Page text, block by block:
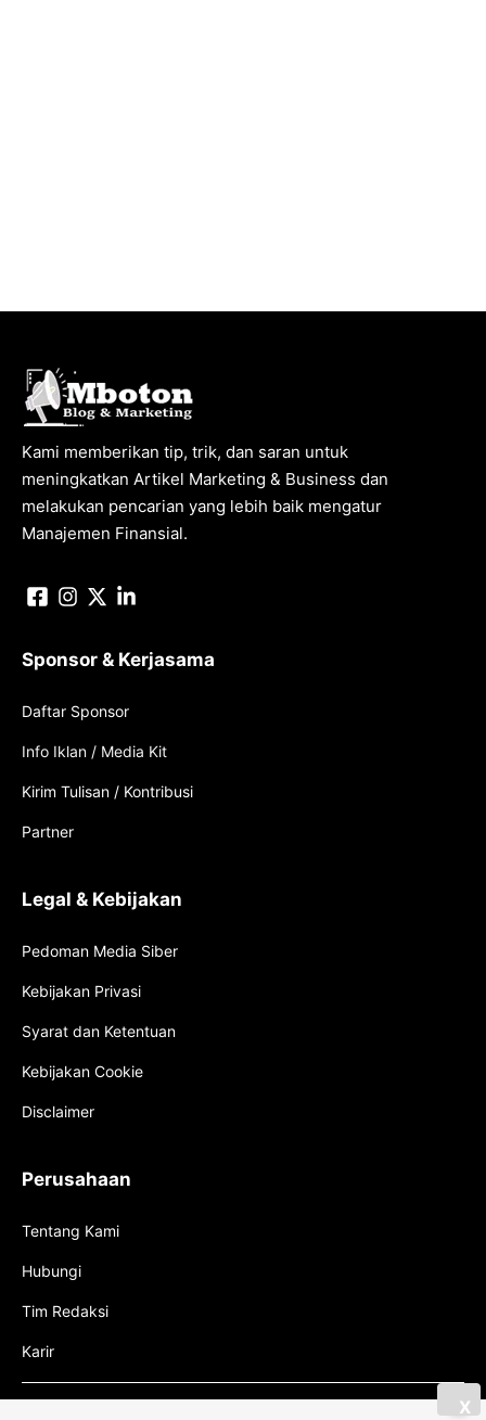
Kami memberikan tip, trik, dan saran untuk
meningkatkan Artikel Marketing & Business dan
melakukan pencarian yang lebih baik mengatur
Manajemen Finansial.
Sponsor & Kerjasama
Daftar Sponsor
Info Iklan / Media Kit
Kirim Tulisan / Kontribusi
Partner
Legal & Kebijakan
Pedoman Media Siber
Kebijakan Privasi
Syarat dan Ketentuan
Kebijakan Cookie
Disclaimer
Perusahaan
Tentang Kami
Hubungi
Tim Redaksi
Karir
X